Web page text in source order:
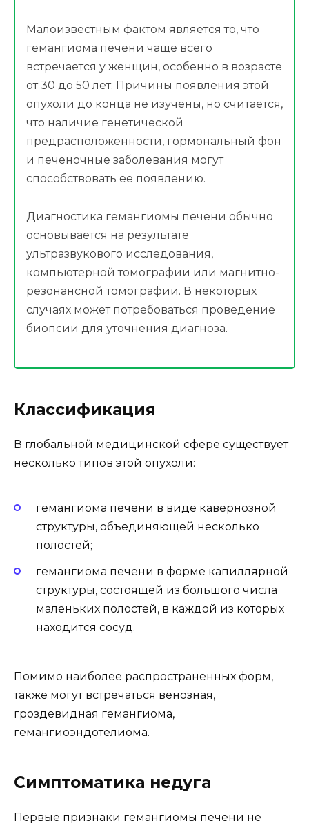
Малоизвестным фактом является то, что
гемангиома печени чаще всего
встречается у женщин, особенно в возрасте
от 30 до 50 лет. Причины появления этой
опухоли до конца не изучены, но считается,
что наличие генетической
предрасположенности, гормональный фон
и печеночные заболевания могут
способствовать ее появлению.
Диагностика гемангиомы печени обычно
основывается на результате
ультразвукового исследования,
компьютерной томографии или магнитно-
резонансной томографии. В некоторых
случаях может потребоваться проведение
биопсии для уточнения диагноза.
Классификация
В глобальной медицинской сфере существует
несколько типов этой опухоли:
гемангиома печени в виде кавернозной
структуры, объединяющей несколько
полостей;
гемангиома печени в форме капиллярной
структуры, состоящей из большого числа
маленьких полостей, в каждой из которых
находится сосуд.
Помимо наиболее распространенных форм,
также могут встречаться венозная,
гроздевидная гемангиома,
гемангиоэндотелиома.
Симптоматика недуга
Первые признаки гемангиомы печени не